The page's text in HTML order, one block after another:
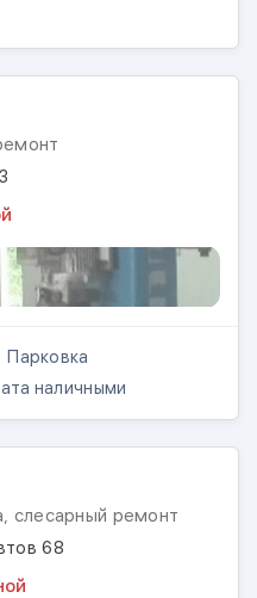
Парковка
наличными
слесарный ремонт
68